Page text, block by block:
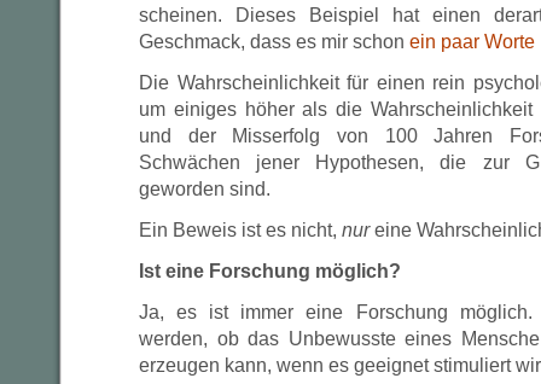
scheinen. Dieses Beispiel hat einen
Geschmack, dass es mir schon ein paar
Die Wahrscheinlichkeit für einen rein
um einiges höher als die
und der Misserfolg von 100 Jahren
Schwächen jener Hypothesen, die zur
geworden sind.
Ein Beweis ist es nicht, nureine
Ist eine Forschung möglich?
Ja, es ist immer eine Forschung möglich.
werden, ob das Unbewusste eines
erzeugen kann, wenn es geeignet stimuliert